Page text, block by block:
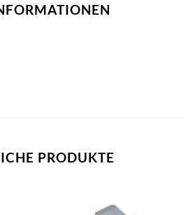
PRODUKTE